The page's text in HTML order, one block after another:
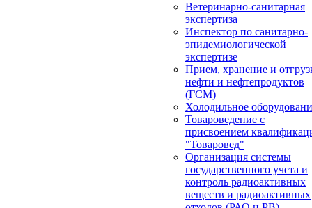
Ветеринарно-санитарная
экспертиза
Инспектор по санитарно-
эпидемиологической
экспертизе
Прием, хранение и
нефти и нефтепродуктов
(ГСМ)
Холодильное
Товароведение с
присвоением
"Товаровед"
Организация системы
государственного учета и
контроль радиоактивных
веществ и радиоактивных